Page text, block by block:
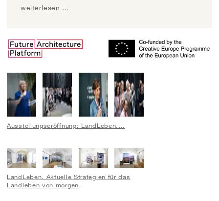
weiterlesen …
Ausstellungseröffnung: LandLeben.…
LandLeben. Aktuelle Strategien für das
Landleben von morgen